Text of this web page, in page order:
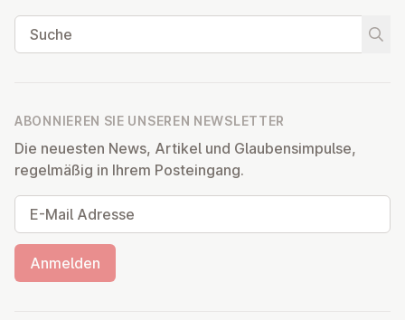
Suche
ABONNIEREN SIE UNSEREN NEWSLETTER
Die neuesten News, Artikel und Glaubensimpulse,
regelmäßig in Ihrem Posteingang.
E-Mail Adresse
Anmelden